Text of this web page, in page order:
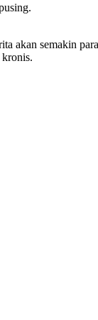
akan semakin
kronis.